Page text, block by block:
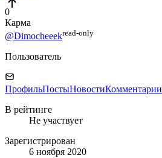
0
Карма
@Dimocheeekread⁠-⁠only
Пользователь
ПрофильПостыНовостиКомментарии
В рейтинге
Не участвует
Зарегистрирован
6 ноября 2020